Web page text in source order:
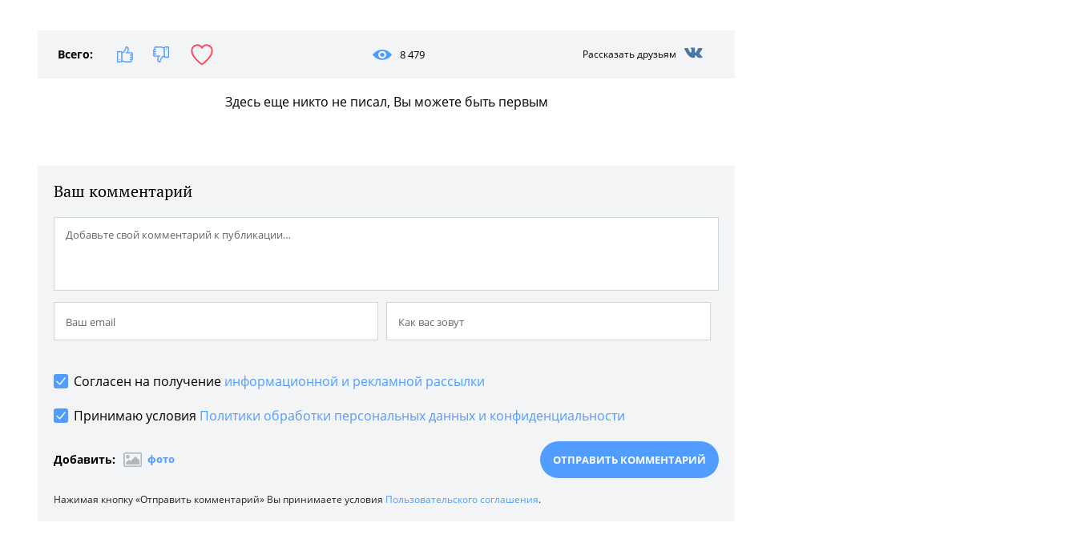
Всего: 8 479 Рассказать друзьям
Здесь еще никто не писал, Вы можете быть первым
Ваш комментарий
Согласен на получение информационной и рекламной рассылки
Принимаю условия Политики обработки персональных данных и конфиденциальности
Добавить: фото
Нажимая кнопку «Отправить комментарий» Вы принимаете условия Пользовательского соглашения.